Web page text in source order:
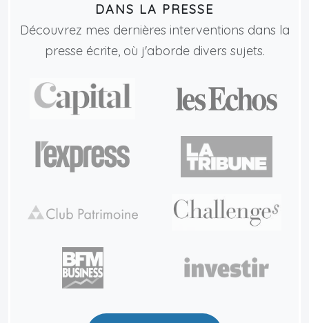
DANS LA PRESSE
Découvrez mes dernières interventions dans la
presse écrite, où j'aborde divers sujets.